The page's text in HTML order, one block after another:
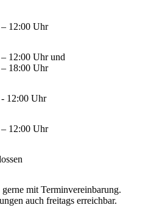
12:00 Uhr
12:00 Uhr und
18:00 Uhr
12:00 Uhr
12:00 Uhr
mit Terminvereinbarung.
auch freitags erreichbar.